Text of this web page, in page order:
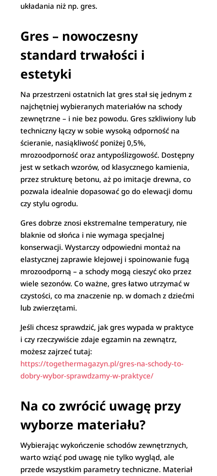
układania niż np. gres.
Gres – nowoczesny
standard trwałości i
estetyki
Na przestrzeni ostatnich lat gres stał się jednym z
najchętniej wybieranych materiałów na schody
zewnętrzne – i nie bez powodu. Gres szkliwiony lub
techniczny łączy w sobie wysoką odporność na
ścieranie, nasiąkliwość poniżej 0,5%,
mrozoodporność oraz antypoślizgowość. Dostępny
jest w setkach wzorów, od klasycznego kamienia,
przez strukturę betonu, aż po imitacje drewna, co
pozwala idealnie dopasować go do elewacji domu
czy stylu ogrodu.
Gres dobrze znosi ekstremalne temperatury, nie
blaknie od słońca i nie wymaga specjalnej
konserwacji. Wystarczy odpowiedni montaż na
elastycznej zaprawie klejowej i spoinowanie fugą
mrozoodporną – a schody mogą cieszyć oko przez
wiele sezonów. Co ważne, gres łatwo utrzymać w
czystości, co ma znaczenie np. w domach z dziećmi
lub zwierzętami.
Jeśli chcesz sprawdzić, jak gres wypada w praktyce
i czy rzeczywiście zdaje egzamin na zewnątrz,
możesz zajrzeć tutaj:
https://togethermagazyn.pl/gres-na-schody-to-
dobry-wybor-sprawdzamy-w-praktyce/
Na co zwrócić uwagę przy
wyborze materiału?
Wybierając wykończenie schodów zewnętrznych,
warto wziąć pod uwagę nie tylko wygląd, ale
przede wszystkim parametry techniczne. Materiał